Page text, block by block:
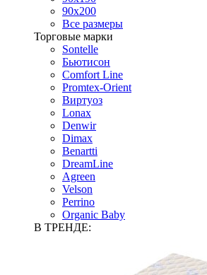
90х200
Все размеры
Торговые марки
Sontelle
Бьютисон
Comfort Line
Promtex-Orient
Виртуоз
Lonax
Denwir
Dimax
Benartti
DreamLine
Agreen
Velson
Perrino
Organic Baby
В ТРЕНДЕ: